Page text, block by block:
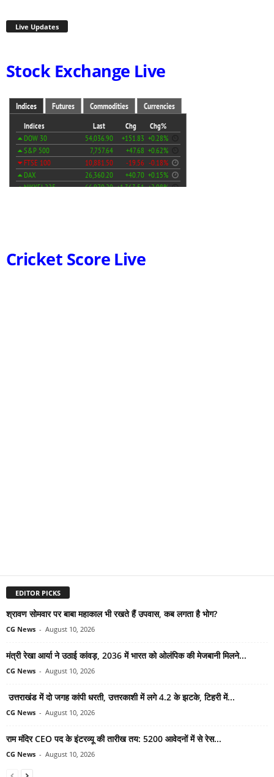
Live Updates
Stock Exchange Live
Cricket Score Live
EDITOR PICKS
श्रावण सोमवार पर बाबा महाकाल भी रखते हैं उपवास, कब लगता है भोग?
CG News - August 10, 2026
मंत्री रेखा आर्या ने उठाई कांवड़, 2036 में भारत को ओलंपिक की मेजबानी मिलने...
CG News - August 10, 2026
उत्तराखंड में दो जगह कांपी धरती, उत्तरकाशी में लगे 4.2 के झटके, टिहरी में...
CG News - August 10, 2026
राम मंदिर CEO पद के इंटरव्यू की तारीख तय: 5200 आवेदनों में से रेस...
CG News - August 10, 2026